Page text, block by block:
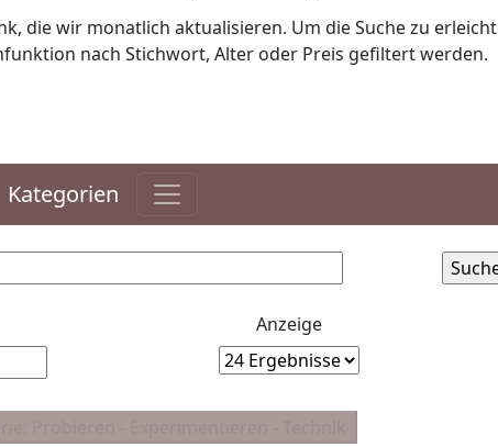
die wir monatlich aktualisieren. Um die Suche zu
nach Stichwort, Alter oder Preis gefiltert werden.
Kategorien
Anzeige